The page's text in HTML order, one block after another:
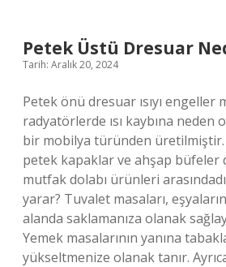
Petek Üstü Dresuar
Tarih: Aralık 20, 2024
Petek önü dresuar ısıyı engeller
radyatörlerde ısı kaybına neden
bir mobilya türünden
petek kapaklar ve ahşap büfeler
mutfak dolabı ürünleri
yarar? Tuvalet masaları,
alanda saklamanıza olanak
Yemek masalarının yanına
yükseltmenize olanak tanır.